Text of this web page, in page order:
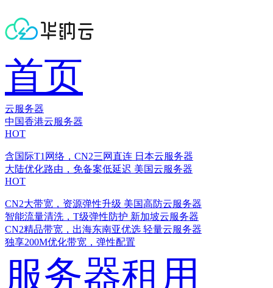
首页
云服务器
中国香港云服务器
HOT
含国际T1网络，CN2三网直连 日本云服务器
大陆优化路由，免备案低延迟 美国云服务器
HOT
CN2大带宽，资源弹性升级 美国高防云服务器
智能流量清洗，T级弹性防护 新加坡云服务器
CN2精品带宽，出海东南亚优选 轻量云服务器
独享200M优化带宽，弹性配置
服务器租用